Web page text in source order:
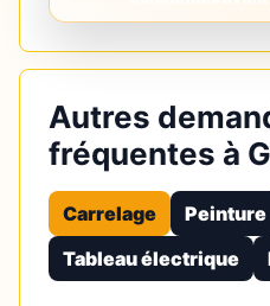
Autres
fréquentes à
Carrelage Peinture
Tableau électrique